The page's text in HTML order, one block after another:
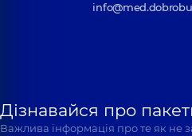
Дізнавайся про
Важлива інформація про те як не